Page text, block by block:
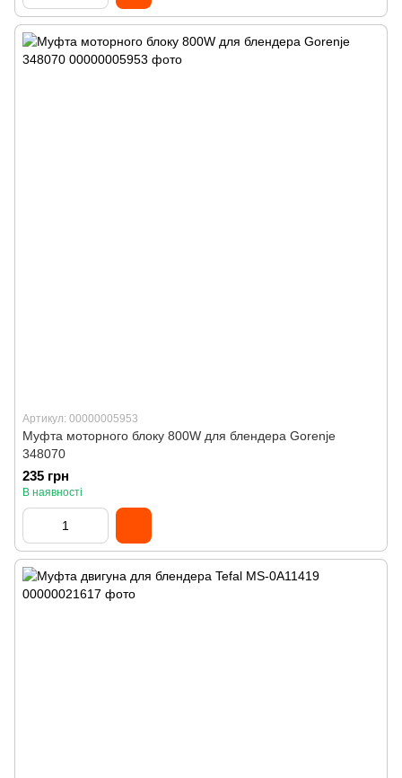
Артикул: 00000005953
Муфта моторного блоку 800W для блендера Gorenje
348070
235 грн
В наявності